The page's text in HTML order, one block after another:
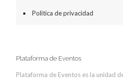
Política de privacidad
Plataforma de Eventos
Plataforma de Eventos es la unidad